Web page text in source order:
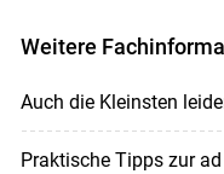
Weitere
Auch die Kleinsten
Praktische Tipps zur